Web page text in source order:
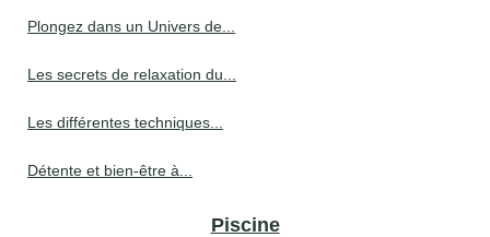
Plongez dans un Univers de...
Les secrets de relaxation du...
Les différentes techniques...
Détente et bien-être à...
Piscine